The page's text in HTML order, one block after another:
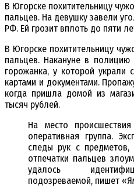
В Югорске похитительницу
пальцев. На девушку завели
РФ. Ей грозит вплоть до пяти
В Югорске похитительницу
пальцев. Накануне в полицию
горожанка, у которой украли
картами и документами.
когда пришла домой из
тысяч рублей.
На место
оперативная группа.
следы рук с
отпечатки пальцев
удалось
подозреваемой, пишет